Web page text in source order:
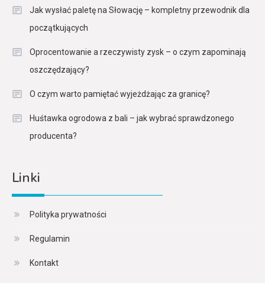
Jak wysłać paletę na Słowację – kompletny przewodnik dla
początkujących
Oprocentowanie a rzeczywisty zysk – o czym zapominają
oszczędzający?
O czym warto pamiętać wyjeżdżając za granicę?
Huśtawka ogrodowa z bali – jak wybrać sprawdzonego
producenta?
Linki
Polityka prywatności
Regulamin
Kontakt